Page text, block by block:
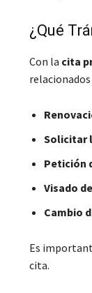
¿Qué
Con la cita
Solicitar
Petición
Visado
Cambio
Es
cita.